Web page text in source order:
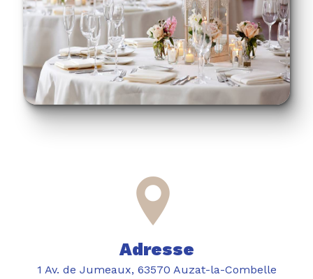
Adresse
1 Av. de Jumeaux, 63570 Auzat-la-Combelle